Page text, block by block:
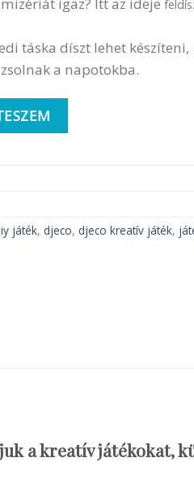
táska díszt lehet
a napotokba.
| Lógattyúk mennyiség
játék, djeco, djeco kreatív játék,
a kreatív játékokat,